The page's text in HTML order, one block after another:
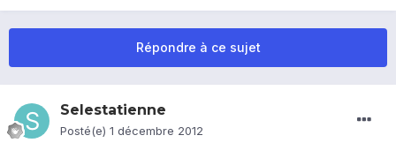
Répondre à ce sujet
Selestatienne
Posté(e) 1 décembre 2012